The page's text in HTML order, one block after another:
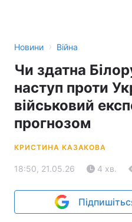
Новини › Війна
Чи здатна
наступ проти
військовий
прогнозом
КРИСТИНА КАЗАКОВА
18:50, 21.05.26 4 хв.